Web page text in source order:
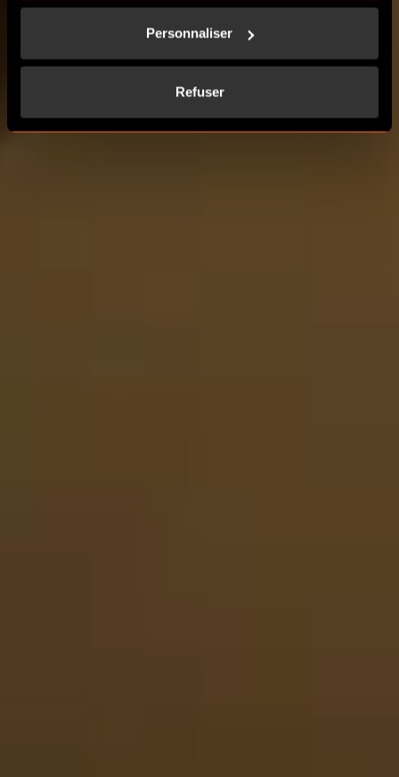
Personnaliser
Refuser